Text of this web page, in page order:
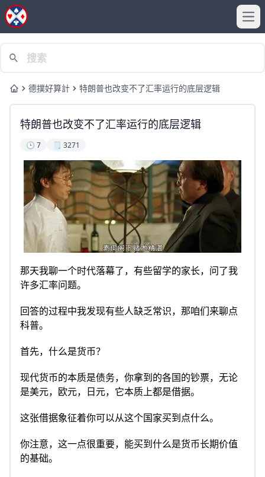
Home德撲好算計 特朗普也改变不了汇率运行的底层逻辑
特朗普也改变不了汇率运行的底层逻辑
🕒 7 🗒️ 3271
那天我聊一个时代落幕了，有些留学的家长，问了我
许多汇率问题。
回答的过程中我发现有些人缺乏常识，那咱们来聊点
科普。
首先，什么是货币？
现代货币的本质是债务，你拿到的各国的钞票，无论
是美元，欧元，日元，它本质上都是借据。
这张借据象征着你可以从这个国家买到点什么。
你注意，这一点很重要，能买到什么是货币长期价值
的基础。